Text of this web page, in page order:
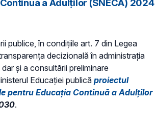
a Adulților (SNECA) 2024
publice, în condiţiile art. 7 din Legea
decizională în administraţia
și a consultării preliminare
Educaţiei publică proiectul
pentru Educația Continuă a Adulților
.